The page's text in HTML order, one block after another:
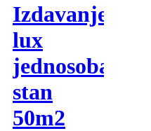
Izdavanje,
lux
jednosoban
stan
50m2